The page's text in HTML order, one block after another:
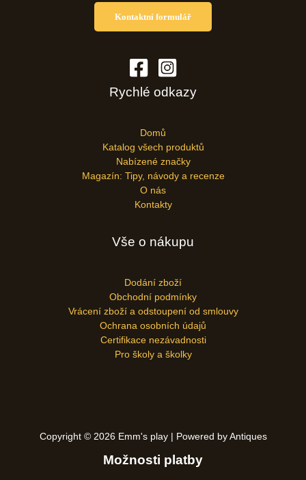
Kontaktní formulář
Rychlé odkazy
Domů
Katalog všech produktů
Nabízené značky
Magazín: Tipy, návody a recenze
O nás
Kontakty
Vše o nákupu
Dodání zboží
Obchodní podmínky
Vrácení zboží a odstoupení od smlouvy
Ochrana osobních údajů
Certifikace nezávadnosti
Pro školy a školky
Copyright © 2026 Emm's play | Powered by Antiques
Možnosti platby